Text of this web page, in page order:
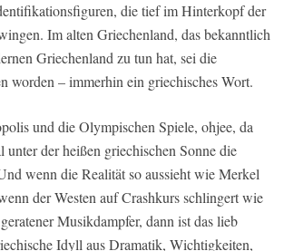
die tief im Hinterkopf der
Im alten Griechenland, das bekanntlich
Griechenland zu tun hat, sei die
worden – immerhin ein griechisches Wort.
und die Olympischen Spiele, ohjee, da
unter der heißen griechischen Sonne die
wenn die Realität so aussieht wie Merkel
der Westen auf Crashkurs schlingert wie
Musikdampfer, dann ist das lieb
Idyll aus Dramatik, Wichtigkeiten,